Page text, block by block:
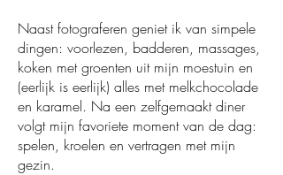
Naast fotograferen geniet ik van simpele
dingen: voorlezen, badderen, massages,
koken met groenten uit mijn moestuin en
(eerlijk is eerlijk) alles met melkchocolade
en karamel. Na een zelfgemaakt diner
volgt mijn favoriete moment van de dag:
spelen, kroelen en vertragen met mijn
gezin.